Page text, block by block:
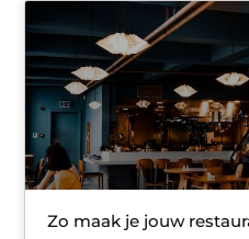
Zo maak je jouw